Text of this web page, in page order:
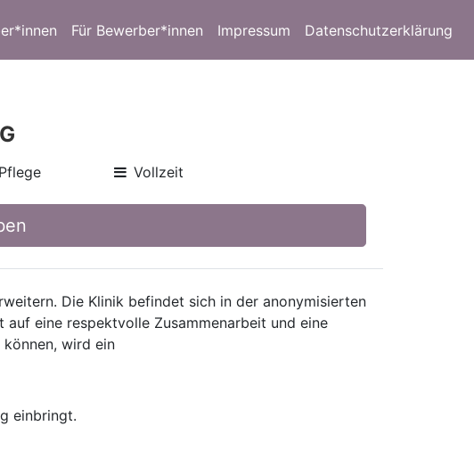
Für Bewerber*innen Impressum Datenschutzerklärung
Vollzeit
Die Klinik befindet sich in der anonymisierten
eine respektvolle Zusammenarbeit und eine
wird ein
einbringt.